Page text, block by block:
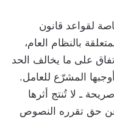
لقواعد قانون
بالنظام العام،
على ما يخالف الحد
المشرّع للعامل.
ـ لا تُنتج أثرها
عن حق تقرره النصوص